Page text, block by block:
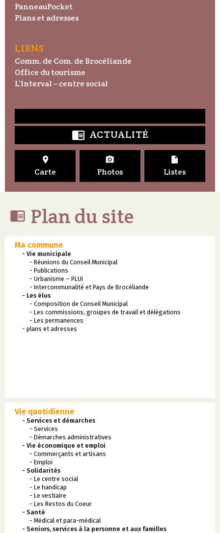
PanneauPocket
Plans et adresses
LIENS
Comm. de Com. de Brocéliande
Office du tourisme
L’Interval – centre social
 ACTUALITÉ

Carte

Photos

Listes
 Plan du site
Ma commune
- Vie municipale
- Réunions du Conseil Municipal
- Publications
- Urbanisme – PLUi
- Intercommunalité et Pays de Brocéliande
- Les élus
- Composition de Conseil Municipal
- Les commissions, groupes de travail et délégations
- Les permanences
- plans et adresses
Vie quotidienne
- Services et démarches
- Services
- Démarches administratives
- Vie économique et emploi
- Commerçants et artisans
- Emploi
- Solidarités
- Le centre social
- Le handicap
- Le vestiaire
- Les Restos du Coeur
- Santé
- Médical et para-médical
- Seniors, services à la personne et aux familles